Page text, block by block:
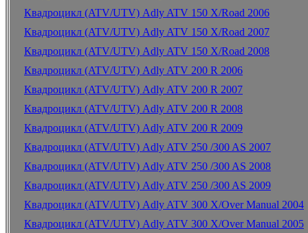
Квадроцикл (ATV/UTV) Adly ATV 150 X/Road 2006
Квадроцикл (ATV/UTV) Adly ATV 150 X/Road 2007
Квадроцикл (ATV/UTV) Adly ATV 150 X/Road 2008
Квадроцикл (ATV/UTV) Adly ATV 200 R 2006
Квадроцикл (ATV/UTV) Adly ATV 200 R 2007
Квадроцикл (ATV/UTV) Adly ATV 200 R 2008
Квадроцикл (ATV/UTV) Adly ATV 200 R 2009
Квадроцикл (ATV/UTV) Adly ATV 250 /300 AS 2007
Квадроцикл (ATV/UTV) Adly ATV 250 /300 AS 2008
Квадроцикл (ATV/UTV) Adly ATV 250 /300 AS 2009
Квадроцикл (ATV/UTV) Adly ATV 300 X/Over Manual 2004
Квадроцикл (ATV/UTV) Adly ATV 300 X/Over Manual 2005